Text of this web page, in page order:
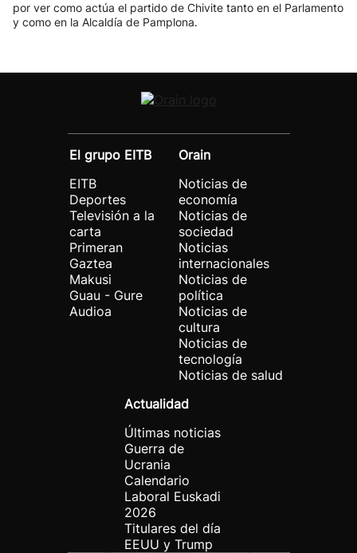
por ver como actúa el partido de Chivite tanto en el Parlamento
y como en la Alcaldía de Pamplona.
El grupo EITB
EITB
Deportes
Televisión a la
carta
Primeran
Gaztea
Makusi
Guau - Gure
Audioa
Orain
Noticias de
economía
Noticias de
sociedad
Noticias
internacionales
Noticias de
política
Noticias de
cultura
Noticias de
tecnología
Noticias de salud
Actualidad
Últimas noticias
Guerra de
Ucrania
Calendario
Laboral Euskadi
2026
Titulares del día
EEUU y Trump